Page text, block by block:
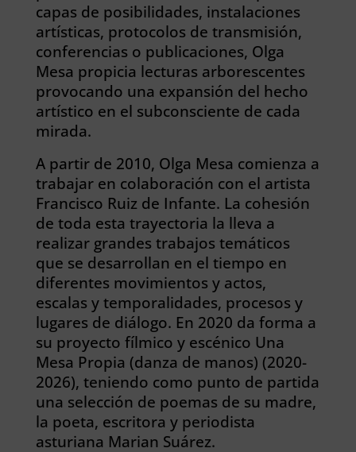
capas de posibilidades, instalaciones
artísticas, protocolos de transmisión,
conferencias o publicaciones, Olga
Mesa propicia lecturas arborescentes
provocando una expansión del hecho
artístico en el subconsciente de cada
mirada.
A partir de 2010, Olga Mesa comienza a
trabajar en colaboración con el artista
Francisco Ruiz de Infante. La cohesión
de toda esta trayectoria la lleva a
realizar grandes trabajos temáticos
que se desarrollan en el tiempo en
diferentes movimientos y actos,
escalas y temporalidades, procesos y
lugares de diálogo. En 2020 da forma a
su proyecto fílmico y escénico Una
Mesa Propia (danza de manos) (2020-
2026), teniendo como punto de partida
una selección de poemas de su madre,
la poeta, escritora y periodista
asturiana Marian Suárez.